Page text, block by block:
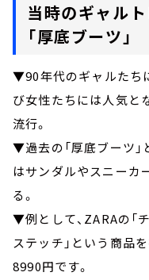
当時のギャル
「厚底ブーツ」
▼90年代のギャルたち
び女性たちには人気と
流行。
▼過去の「厚底ブーツ」
はサンダルやスニーカ
る。
▼例として、ZARAの「
ステッチ」という商品
8990円です。